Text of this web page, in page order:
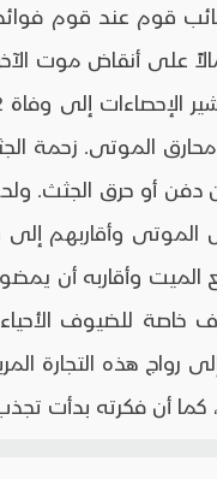
قوم عند قوم فوائد"،
على أنقاض موت
الموتى. زحمة
دفن أو حرق الجثث.
الميت وأقاربه أن
خاصة للضيوف
رواج هذه التجارة
كما أن فكرته بدأت